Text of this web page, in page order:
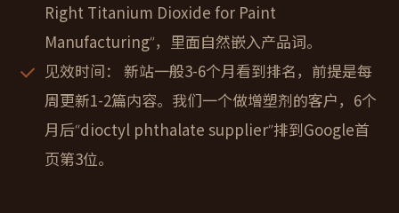
Right Titanium Dioxide for Paint
Manufacturing”，里面自然嵌入产品词。
见效时间：
新站一般3-6个月看到排名，前提是每
周更新1-2篇内容。我们一个做增塑剂的客户，6个
月后“dioctyl phthalate supplier”排到Google首
页第3位。